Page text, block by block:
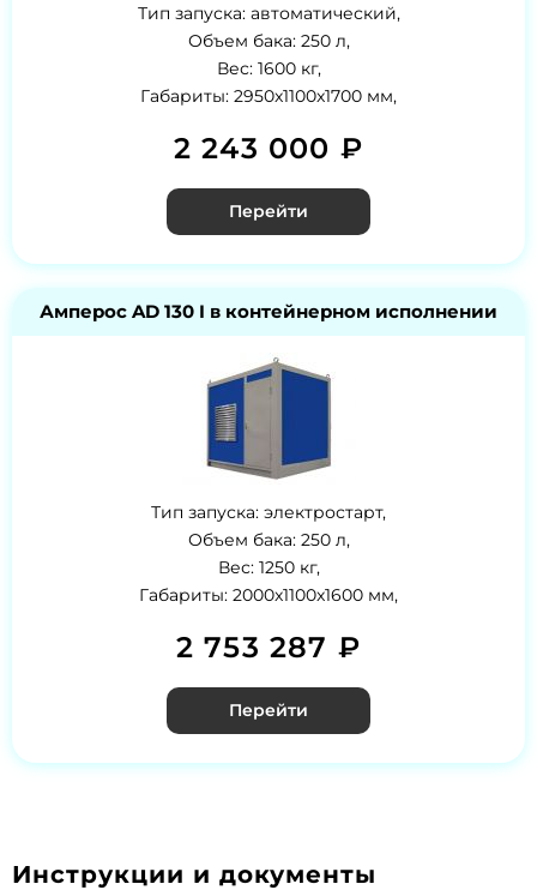
Тип запуска: автоматический,
Объем бака: 250 л,
Вес: 1600 кг,
Габариты: 2950x1100x1700 мм,
2 243 000 ₽
Перейти
Амперос AD 130 I в контейнерном исполнении
Тип запуска: электростарт,
Объем бака: 250 л,
Вес: 1250 кг,
Габариты: 2000x1100x1600 мм,
2 753 287 ₽
Перейти
Инструкции и документы